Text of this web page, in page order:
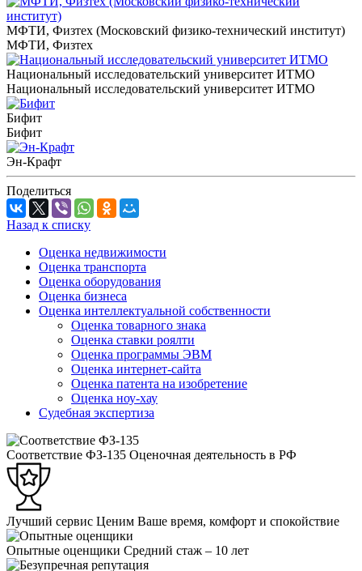
МФТИ, Физтех (Московский физико-технический институт)
МФТИ, Физтех
Национальный исследовательский университет ИТМО
Национальный исследовательский университет ИТМО
Бифит
Бифит
Эн-Крафт
Поделиться
Назад к списку
Оценка недвижимости
Оценка транспорта
Оценка оборудования
Оценка бизнеса
Оценка интеллектуальной собственности
Оценка товарного знака
Оценка ставки роялти
Оценка программы ЭВМ
Оценка интернет-сайта
Оценка патента на изобретение
Оценка ноу-хау
Судебная экспертиза
Соответствие ФЗ-135 Оценочная деятельность в РФ
Лучший сервис Ценим Ваше время, комфорт и спокойствие
Опытные оценщики Средний стаж – 10 лет